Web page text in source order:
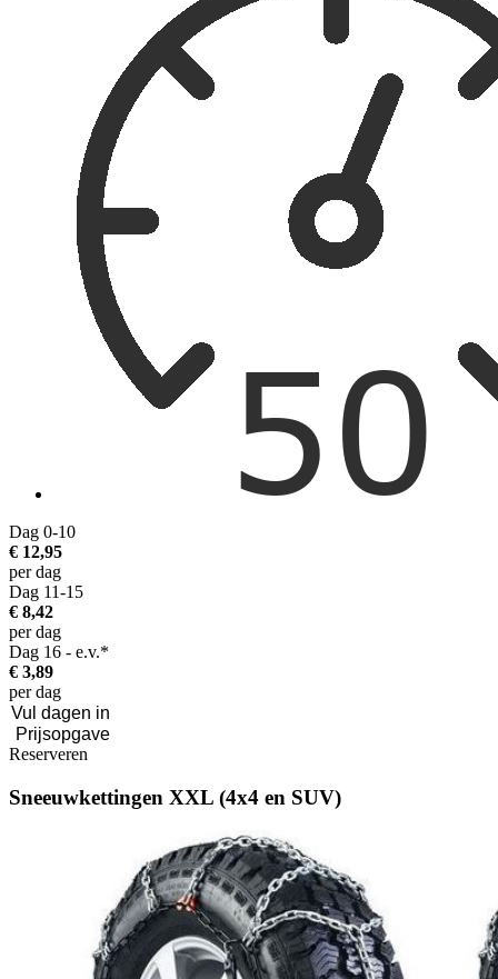
Dag 0-10
€ 12,95
per dag
Dag 11-15
€ 8,42
per dag
Dag 16 - e.v.*
€ 3,89
per dag
Reserveren
Sneeuwkettingen XXL (4x4 en SUV)